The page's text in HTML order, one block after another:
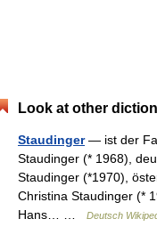
Look at other
Staudinger— ist der
Staudinger (* 1968),
Staudinger (*1970),
Christina Staudinger (*
Hans… …
Deutsch